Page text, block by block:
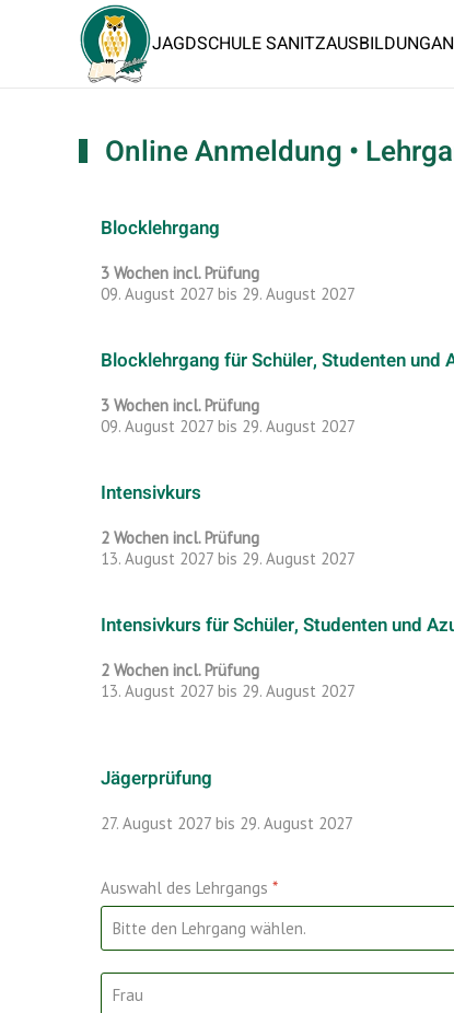
JAGDSCHULE SANITZAUSBILDUNG
Online Anmeldung •
Blocklehrgang
3 Wochen incl. Prüfung
09. August 2027 bis 29. August 2027
Blocklehrgang für Schüler, Studenten und
3 Wochen incl. Prüfung
09. August 2027 bis 29. August 2027
Intensivkurs
2 Wochen incl. Prüfung
13. August 2027 bis 29. August 2027
Intensivkurs für Schüler, Studenten und
2 Wochen incl. Prüfung
13. August 2027 bis 29. August 2027
Jägerprüfung
27. August 2027 bis 29. August 2027
Auswahl des Lehrgangs *